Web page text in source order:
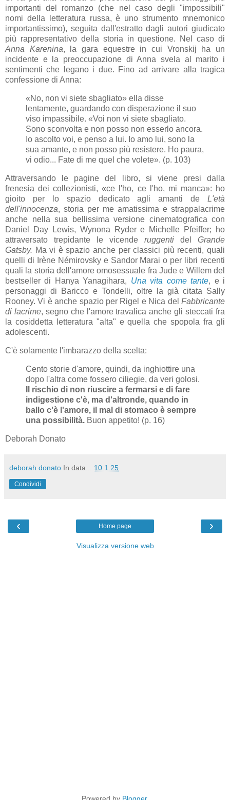
importanti del romanzo (che nel caso degli "impossibili"
nomi della letteratura russa, è uno strumento mnemonico
importantissimo), seguita dall'estratto dagli autori giudicato
più rappresentativo della storia in questione. Nel caso di
Anna Karenina, la gara equestre in cui Vronskij ha un
incidente e la preoccupazione di Anna svela al marito i
sentimenti che legano i due. Fino ad arrivare alla tragica
confessione di Anna:
«No, non vi siete sbagliato» ella disse
lentamente, guardando con disperazione il suo
viso impassibile. «Voi non vi siete sbagliato.
Sono sconvolta e non posso non esserlo ancora.
Io ascolto voi, e penso a lui. Io amo lui, sono la
sua amante, e non posso più resistere. Ho paura,
vi odio... Fate di me quel che volete». (p. 103)
Attraversando le pagine del libro, si viene presi dalla
frenesia dei collezionisti, «ce l'ho, ce l'ho, mi manca»: ho
gioito per lo spazio dedicato agli amanti de L'età
dell'innocenza, storia per me amatissima e strappalacrime
anche nella sua bellissima versione cinematografica con
Daniel Day Lewis, Wynona Ryder e Michelle Pfeiffer; ho
attraversato trepidante le vicende ruggenti del Grande
Gatsby. Ma vi è spazio anche per classici più recenti, quali
quelli di Irène Némirovsky e Sandor Marai o per libri recenti
quali la storia dell'amore omosessuale fra Jude e Willem del
bestseller di Hanya Yanagihara, Una vita come tante, e i
personaggi di Baricco e Tondelli, oltre la già citata Sally
Rooney. Vi è anche spazio per Rigel e Nica del Fabbricante
di lacrime, segno che l'amore travalica anche gli steccati fra
la cosiddetta letteratura "alta" e quella che spopola fra gli
adolescenti.
C'è solamente l'imbarazzo della scelta:
Cento storie d'amore, quindi, da inghiottire una
dopo l'altra come fossero ciliegie, da veri golosi.
Il rischio di non riuscire a fermarsi e di fare
indigestione c'è, ma d'altronde, quando in
ballo c'è l'amore, il mal di stomaco è sempre
una possibilità. Buon appetito! (p. 16)
Deborah Donato
deborah donato In data... 10.1.25
Condividi
‹ ›
Home page
Visualizza versione web
Powered by Blogger.